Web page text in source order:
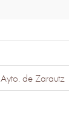
Ayto. de Zarautz